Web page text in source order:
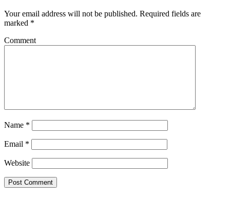
Your email address will not be published. Required fields are
marked *
Comment
Name *
Email *
Website